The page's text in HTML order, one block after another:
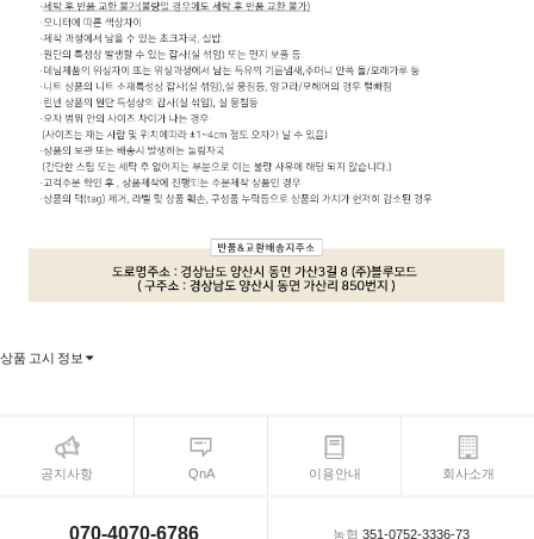
상품 고시 정보
공지사항 QnA 이용안내 회사소개
070-4070-6786 농협 351-0752-3336-73